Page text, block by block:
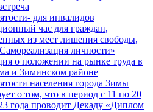
для инвалидов
час для граждан,
из мест лишения свободы,
личности»
о положении на рынке труда в
и Зиминском районе
населения города Зимы
о том, что в период с 11 по 20
года проводит Декаду «Диплом